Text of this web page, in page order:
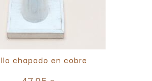
chapado en cobre